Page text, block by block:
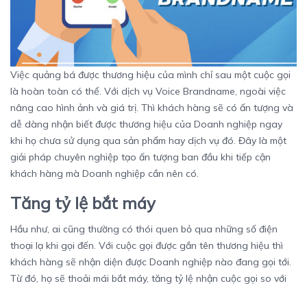
Việc quảng bá được thương hiệu của mình chỉ sau một cuộc gọi
là hoàn toàn có thể. Với dịch vụ Voice Brandname, ngoài việc
nâng cao hình ảnh và giá trị. Thì khách hàng sẽ có ấn tượng và
dễ dàng nhận biết được thương hiệu của Doanh nghiệp ngay
khi họ chưa sử dụng qua sản phẩm hay dịch vụ đó. Đây là một
giải pháp chuyên nghiệp tạo ấn tượng ban đầu khi tiếp cận
khách hàng mà Doanh nghiệp cần nên có.
Tăng tỷ lệ bắt máy
Hầu như, ai cũng thường có thói quen bỏ qua những số điện
thoại lạ khi gọi đến. Với cuộc gọi được gắn tên thương hiệu thì
khách hàng sẽ nhận diện được Doanh nghiệp nào đang gọi tới.
Từ đó, họ sẽ thoải mái bắt máy, tăng tỷ lệ nhận cuộc gọi so với